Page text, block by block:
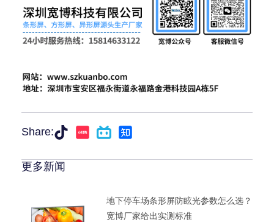
Share:
更多新闻
地下停车场条形屏防眩光参数怎么选？
宽博厂家给出实测标准